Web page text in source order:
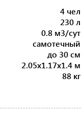
4 чел
230 л
0.8 м3/сут
самотечный
до 30 см
2.05x1.17x1.4 м
88 кг